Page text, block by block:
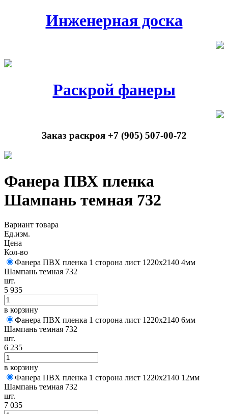
Инженерная доска
Раскрой фанеры
Заказ раскроя +7 (905) 507-00-72
Фанера ПВХ пленка
Шампань темная 732
Вариант товара
Ед.изм.
Цена
Кол-во
Фанера ПВХ пленка 1 сторона лист 1220х2140 4мм
Шампань темная 732
шт.
5 935
в корзину
Фанера ПВХ пленка 1 сторона лист 1220х2140 6мм
Шампань темная 732
шт.
6 235
в корзину
Фанера ПВХ пленка 1 сторона лист 1220х2140 12мм
Шампань темная 732
шт.
7 035